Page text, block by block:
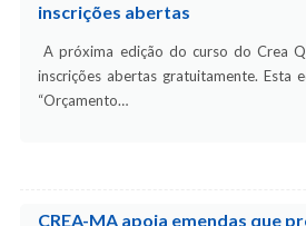
inscrições abertas
A próxima edição do curso do Crea
inscrições abertas gratuitamente. Esta
“Orçamento…
CREA-MA apoia emendas que